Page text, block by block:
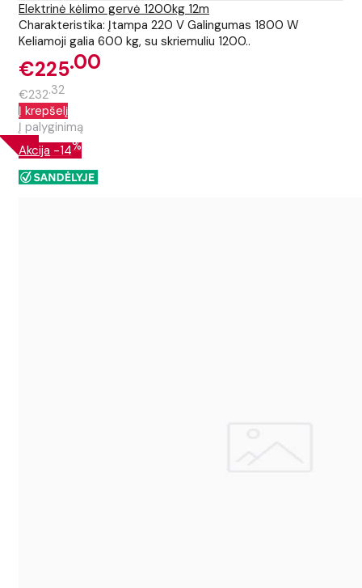
Elektrinė kėlimo gervė 1200kg 12m
Charakteristika: Įtampa 220 V Galingumas 1800 W
Keliamoji galia 600 kg, su skriemuliu 1200..
€22500
€232 32
Į krepšelį
Į palyginimą
Akcija -14%